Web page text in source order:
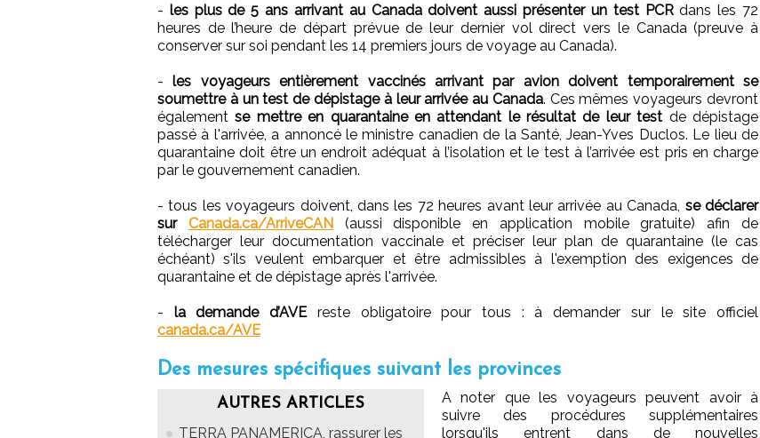
- les plus de 5 ans arrivant au Canada doivent aussi présenter un test PCRdans les 72
heures de l’heure de départ prévue de leur dernier vol direct vers le Canada (preuve à
conserver sur soi pendant les 14 premiers jours de voyage au Canada).
- les voyageurs entièrement vaccinés arrivant par avion doivent temporairement se
soumettre à un test de dépistage à leur arrivée au Canada. Ces mêmes voyageurs devront
égalementse mettre en quarantaine en attendant le résultat de leur test de dépistage
passé à l'arrivée, a annoncé le ministre canadien de la Santé, Jean-Yves Duclos. Le lieu de
quarantaine doit être un endroit adéquat à l’isolation et le test à l’arrivée est pris en charge
par le gouvernement canadien.
- tous les voyageurs doivent, dans les 72 heures avant leur arrivée au Canada, se déclarer
sur
Canada.ca/ArriveCAN(aussi disponible en application mobile gratuite) afin de
télécharger leur documentation vaccinale et préciser leur plan de quarantaine (le cas
échéant) s'ils veulent embarquer et être admissibles à l'exemption des exigences de
quarantaine et de dépistage après l'arrivée.
- la demande d’AVEreste obligatoire pour tous : à demander sur le site officiel
canada.ca/AVE
Des mesures spécifiques suivant les provinces
AUTRES ARTICLES
TERRA PANAMERICA, rassurer les
A noter que les voyageurs peuvent avoir à
suivre des procédures supplémentaires
lorsqu'ils entrent dans de nouvelles